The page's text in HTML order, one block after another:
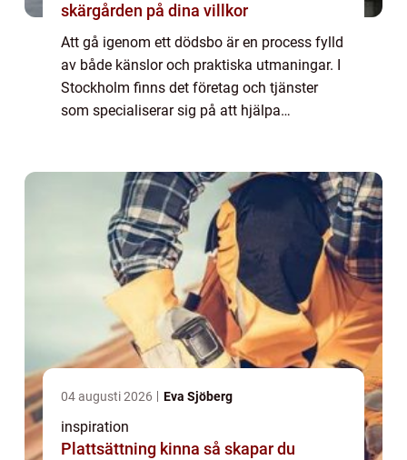
skärgården på dina villkor
Att gå igenom ett dödsbo är en process fylld
av både känslor och praktiska utmaningar. I
Stockholm finns det företag och tjänster
som specialiserar sig på att hjälpa
04 augusti 2026 Eva Sjöberg
inspiration
Plattsättning kinna så skapar du